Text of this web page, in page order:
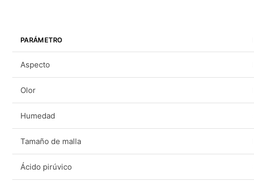
PARÁMETRO
Aspecto
Olor
Humedad
Tamaño de malla
Ácido pirúvico